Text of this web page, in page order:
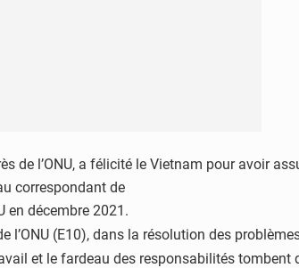
de l’ONU, a félicité le Vietnam pour avoir
correspondant de
en décembre 2021.
l’ONU (E10), dans la résolution des
et le fardeau des responsabilités tombent